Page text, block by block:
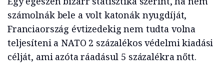
számolnák bele a volt katonák nyugdíját,
Franciaország évtizedekig nem tudta volna
teljesíteni a NATO 2 százalékos védelmi kiadási
célját, ami azóta ráadásul 5 százalékra nőtt.